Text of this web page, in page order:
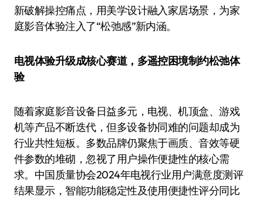
新破解操控痛点，用美学设计融入家居场景，为家
庭影音体验注入了“松弛感”新内涵。
电视体验升级成核心赛道，多遥控困境制约松弛体
验
随着家庭影音设备日益多元，电视、机顶盒、游戏
机等产品不断迭代，但多设备协同难的问题却成为
行业共性短板。多数品牌仍聚焦于画质、音效等硬
件参数的堆砌，忽视了用户操作便捷性的核心需
求。中国质量协会2024年电视行业用户满意度测评
结果显示，智能功能稳定性及使用便捷性评分同比